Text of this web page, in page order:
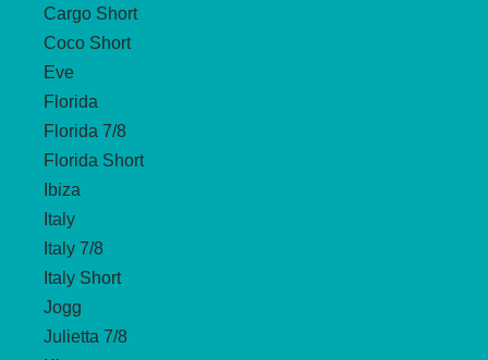
Cargo Short
Coco Short
Eve
Florida
Florida 7/8
Florida Short
Ibiza
Italy
Italy 7/8
Italy Short
Jogg
Julietta 7/8